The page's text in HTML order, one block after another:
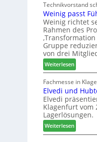
z
u
r
H
a
u
s
m
s
s
e
b
e
l
b
r
a
n
c
h
e
e
r
ö
r
t
e
Technikvorstand
Weinig passt
Weinig richtet
Rahmen des
‚Transformation
Gruppe
von drei
Weiterlesen:
W
e
i
n
i
g
p
a
Fachmesse in
Elvedi und
Elvedi
Klagenfurt vom
Lagerlösungen.
Weiterlesen:
E